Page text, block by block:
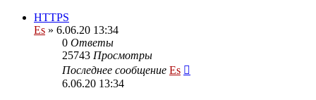
HTTPS
Es » 6.06.20 13:34
0 Ответы
25743 Просмотры
Последнее сообщение Es
6.06.20 13:34